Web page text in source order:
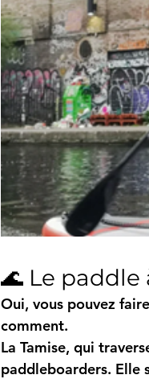
🌊 Le
Oui, vous pouvez
comment.
La Tamise, qui
paddleboarders. Elle